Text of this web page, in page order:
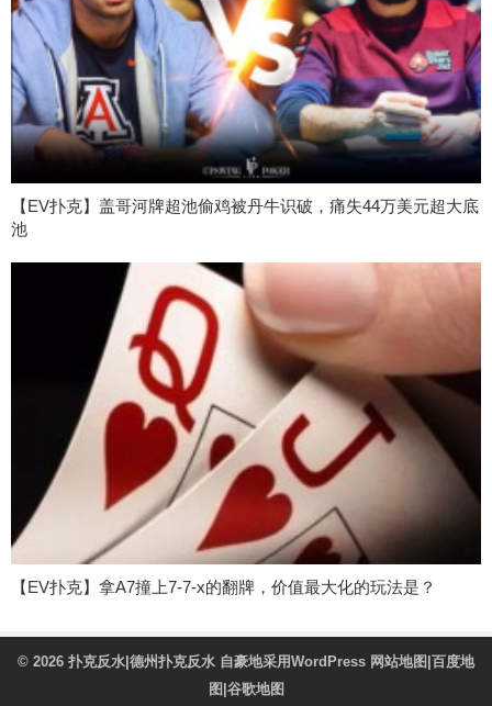
【EV扑克】盖哥河牌超池偷鸡被丹牛识破，痛失44万美元超大底
池
【EV扑克】拿A7撞上7-7-x的翻牌，价值最大化的玩法是？
© 2026 扑克反水|德州扑克反水 自豪地采用WordPress 网站地图 百度地
图 谷歌地图